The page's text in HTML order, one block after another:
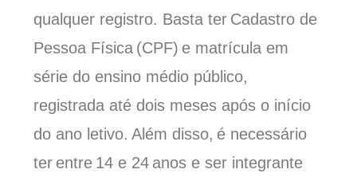
qualquer registro. Basta ter Cadastro de
Pessoa Física (CPF) e matrícula em
série do ensino médio público,
registrada até dois meses após o início
do ano letivo. Além disso, é necessário
ter entre 14 e 24 anos e ser integrante